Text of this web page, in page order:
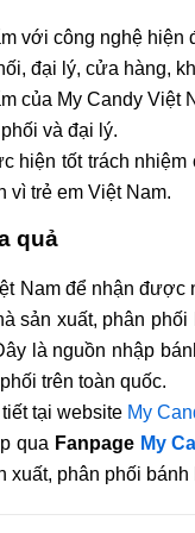
với công nghệ hiện
đại lý, cửa hàng,
của My Candy Việt
và đại lý.
hiện tốt trách
vì trẻ em Việt Nam.
quả
Nam để nhận được
sản xuất, phân
là nguồn nhập
trên toàn quốc.
tại website My
qua Fanpage My
xuất, phân phối